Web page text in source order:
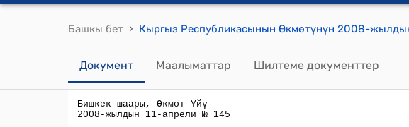
Башкы бет ›
Документ Маалыматтар Шилтеме документтер